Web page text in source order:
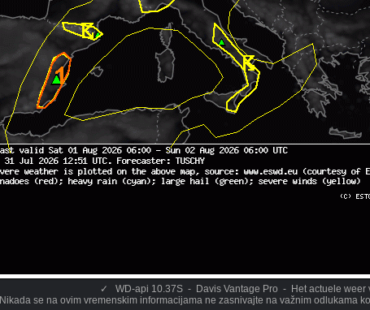
✓
WD-api 10.37S - Davis Vantage Pro - Het actuele weer
Nikada se na ovim vremenskim informacijama ne zasnivajte na važnim odlukama